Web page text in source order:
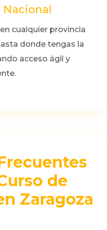
cualquier provincia
donde tengas la
acceso ágil y
de
Zaragoza